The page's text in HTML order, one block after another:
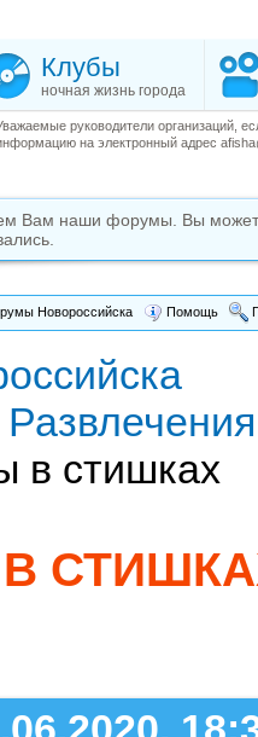
Клубы
ночная жизнь города
руководители организаций,
на электронный адрес
Вам наши форумы. Вы
Новороссийска Помощь
в стишках